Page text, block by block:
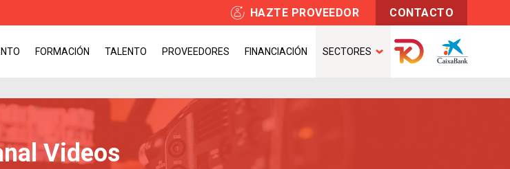
HAZTE PROVEEDOR CONTACTO
FORMACIÓN TALENTO PROVEEDORES FINANCIACIÓN SECTORES
Videos